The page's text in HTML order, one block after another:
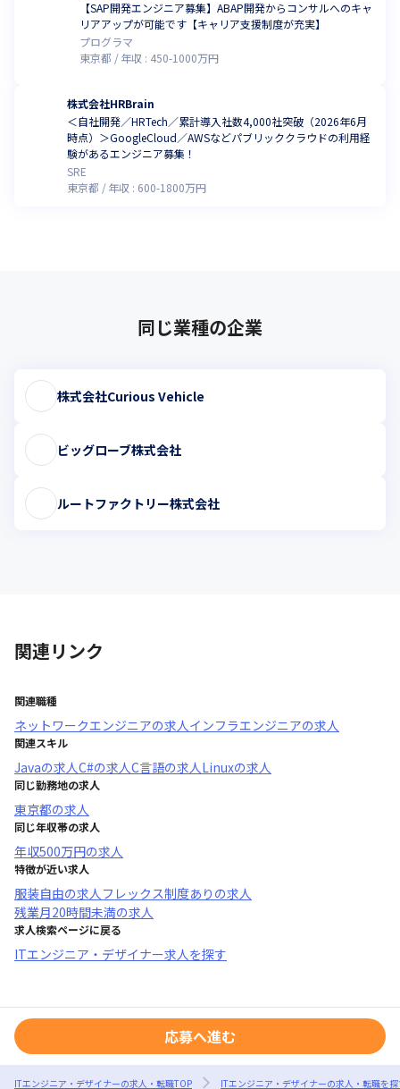
【SAP開発エンジニア募集】ABAP開発からコンサルへのキャ
リアアップが可能です【キャリア支援制度が充実】
プログラマ
東京都
年収 : 450-1000万円
株式会社HRBrain
＜自社開発／HRTech／累計導入社数4,000社突破（2026年6月
時点）＞GoogleCloud／AWSなどパブリッククラウドの利用経
験があるエンジニア募集！
SRE
東京都
年収 : 600-1800万円
同じ業種の企業
株式会社Curious Vehicle
ビッグローブ株式会社
ルートファクトリー株式会社
関連リンク
関連職種
ネットワークエンジニアの求人インフラエンジニアの求人
関連スキル
Javaの求人C#の求人C言語の求人Linuxの求人
同じ勤務地の求人
東京都の求人
同じ年収帯の求人
年収500万円の求人
特徴が近い求人
服装自由の求人フレックス制度あり の求人
残業月20時間未満の求人
求人検索ページに戻る
ITエンジニア・デザイナー求人を探す
応募へ進む
ITエンジニア・デザイナーの求人・転職TOP ITエンジニア・デザイナーの求人・転職を